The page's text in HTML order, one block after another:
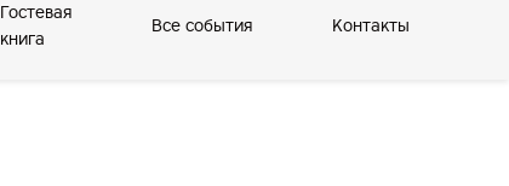
Гостевая
книга
Все события Контакты